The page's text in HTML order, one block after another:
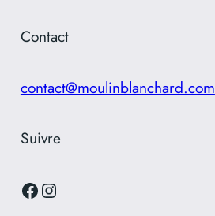
Contact
contact@moulinblanchard.com
Suivre
Facebook Instagram